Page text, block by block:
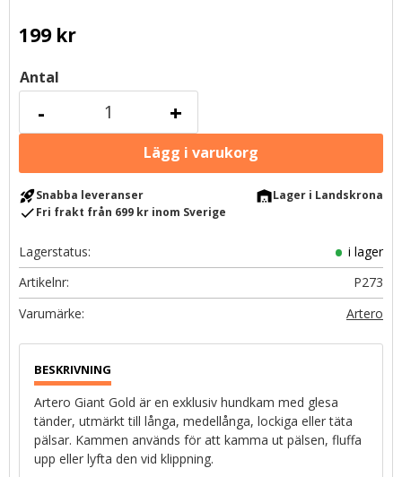
199kr
Antal
+
-
rocket_launchSnabba leveranser warehouseLager i Landskrona
checkFri frakt från 699 kr inom Sverige
Lagerstatus
i lager
Artikelnr
P273
Artero
Artero Giant Gold är en exklusiv hundkam med glesa
tänder, utmärkt till långa, medellånga, lockiga eller täta
pälsar. Kammen används för att kamma ut pälsen, fluffa
upp eller lyfta den vid klippning.